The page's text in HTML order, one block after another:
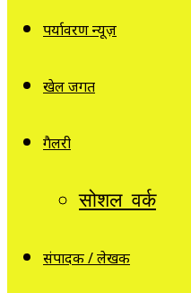
पर्यावरण न्यूज़
खेल जगत
गैलरी
सोशल वर्क
संपादक / लेखक